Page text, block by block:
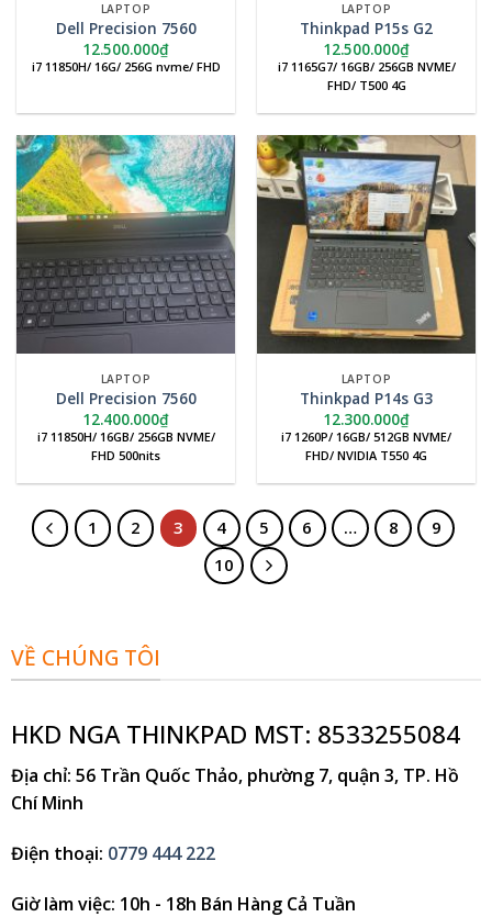
LAPTOP
Dell Precision 7560
12.500.000₫
i7 11850H/ 16G/ 256G nvme/ FHD
LAPTOP
Thinkpad P15s G2
12.500.000₫
i7 1165G7/ 16GB/ 256GB NVME/
FHD/ T500 4G
LAPTOP
Dell Precision 7560
12.400.000₫
i7 11850H/ 16GB/ 256GB NVME/
FHD 500nits
LAPTOP
Thinkpad P14s G3
12.300.000₫
i7 1260P/ 16GB/ 512GB NVME/
FHD/ NVIDIA T550 4G
1 2 3 4 5 6 … 8
9
10
VỀ CHÚNG TÔI
HKD NGA THINKPAD MST: 8533255084
Địa chỉ: 56 Trần Quốc Thảo, phường 7, quận 3, TP. Hồ
Chí Minh
Điện thoại: 0779 444 222
Giờ làm việc: 10h - 18h Bán Hàng Cả Tuần